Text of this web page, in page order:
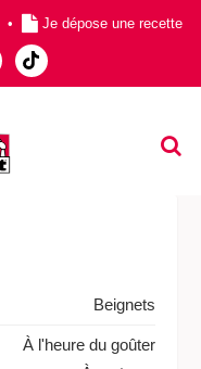
• Je dépose une recette
Beignets
À l'heure du goûter